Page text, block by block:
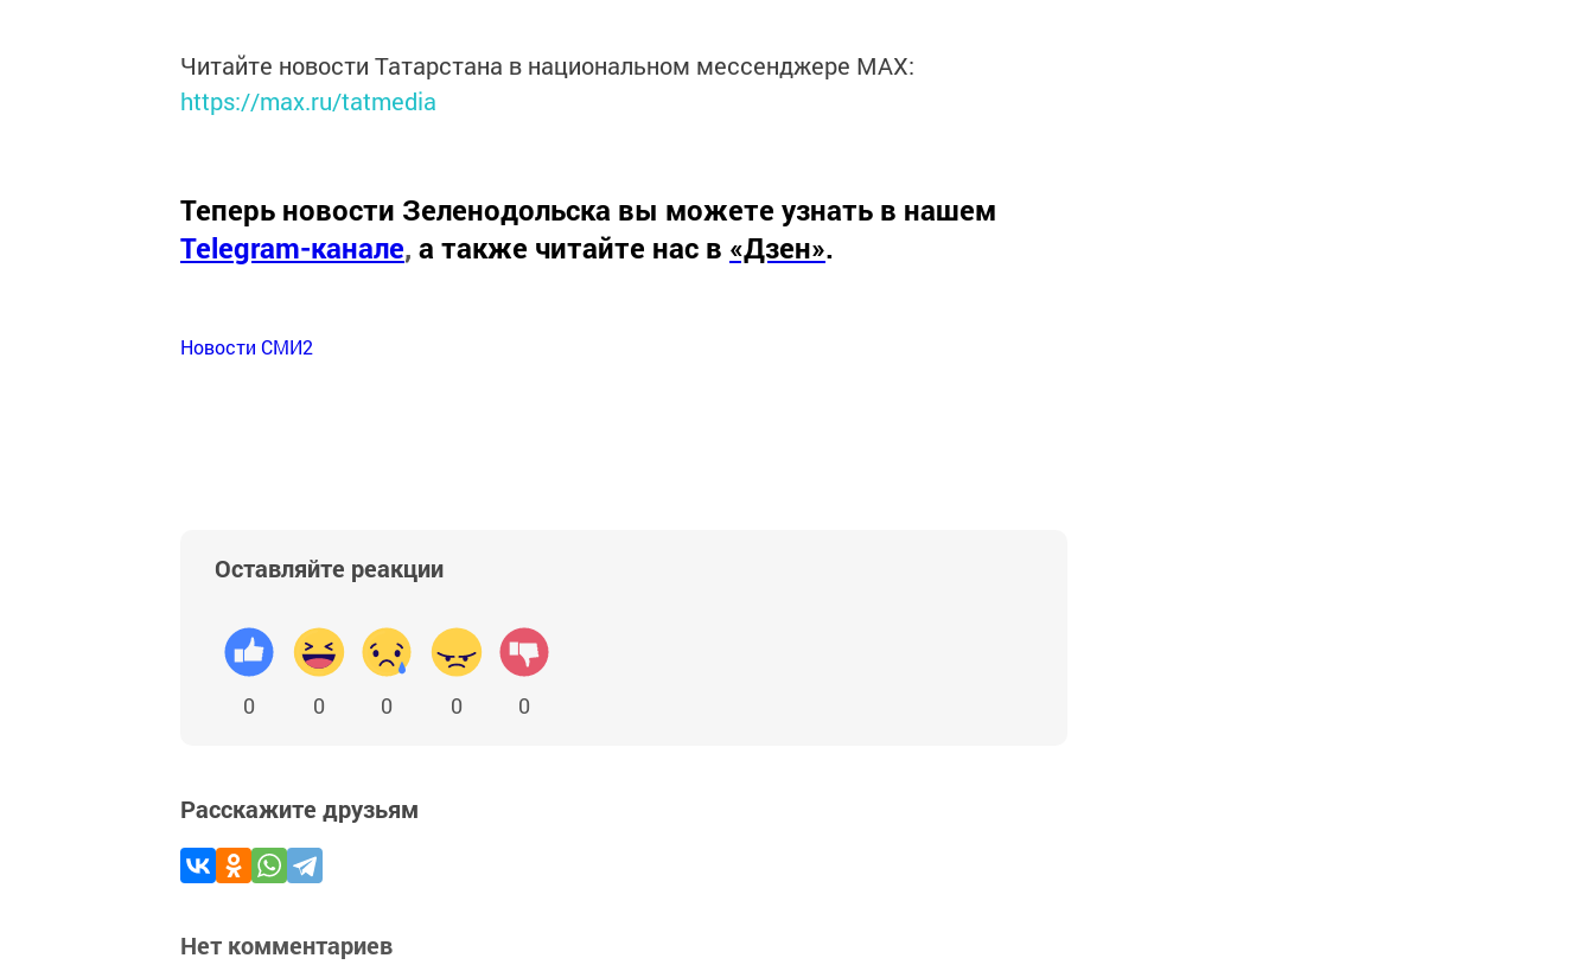
Читайте новости Татарстана в национальном мессенджере MАХ:
https://max.ru/tatmedia
Теперь новости Зеленодольска вы можете узнать в нашем
Telegram-канале, а также читайте нас в «Дзен».
Новости СМИ2
Оставляйте реакции
0 0 0 0 0
Расскажите друзьям
Нет комментариев